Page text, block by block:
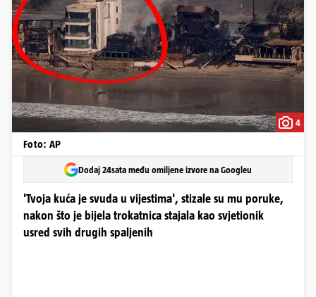
4
Foto: AP
Dodaj 24sata među omiljene izvore na Googleu
'Tvoja kuća je svuda u vijestima', stizale su mu poruke,
nakon što je bijela trokatnica stajala kao svjetionik
usred svih drugih spaljenih